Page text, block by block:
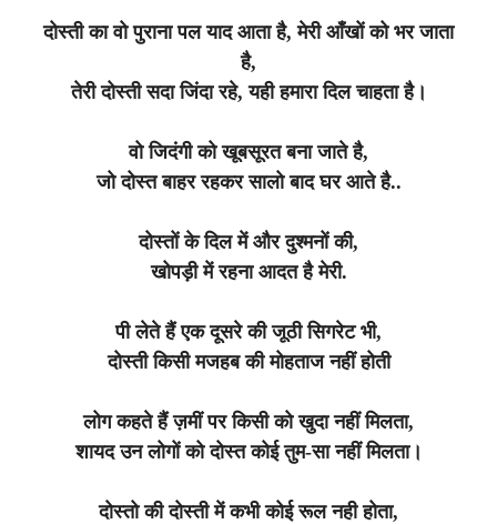
दोस्ती का वो पुराना पल याद आता है, मेरी आँखों को भर जाता
है,
तेरी दोस्ती सदा जिंदा रहे, यही हमारा दिल चाहता है।
वो जिदंगी को खूबसूरत बना जाते है,
जो दोस्त बाहर रहकर सालो बाद घर आते है..
दोस्तों के दिल में और दुश्मनों की,
खोपड़ी में रहना आदत है मेरी.
पी लेते हैं एक दूसरे की जूठी सिगरेट भी,
दोस्ती किसी मजहब की मोहताज नहीं होती
लोग कहते हैं ज़मीं पर किसी को खुदा नहीं मिलता,
शायद उन लोगों को दोस्त कोई तुम-सा नहीं मिलता।
दोस्तो की दोस्ती में कभी कोई रूल नही होता,